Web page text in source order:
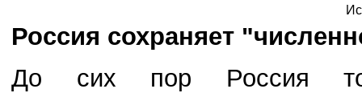
Россия сохраняет
До сих пор Россия